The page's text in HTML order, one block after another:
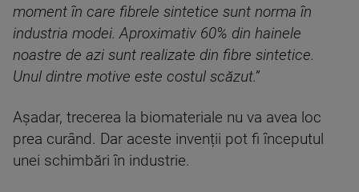
moment în care fibrele sintetice sunt norma în
industria modei. Aproximativ 60% din hainele
noastre de azi sunt realizate din fibre sintetice.
Unul dintre motive este costul scăzut.”
Așadar, trecerea la biomateriale nu va avea loc
prea curând. Dar aceste invenții pot fi începutul
unei schimbări în industrie.